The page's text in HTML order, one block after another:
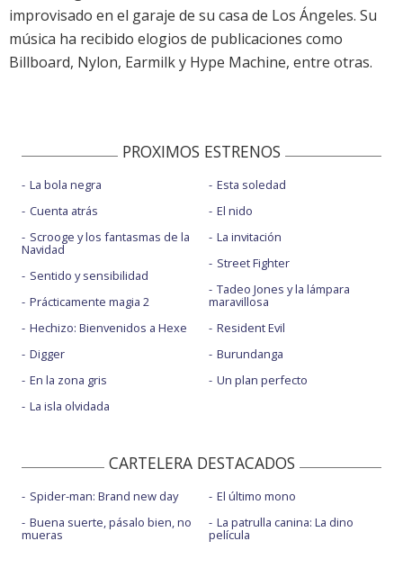
improvisado en el garaje de su casa de Los Ángeles. Su
música ha recibido elogios de publicaciones como
Billboard, Nylon, Earmilk y Hype Machine, entre otras.
PROXIMOS ESTRENOS
La bola negra
Cuenta atrás
Scrooge y los fantasmas de la
Navidad
Sentido y sensibilidad
Prácticamente magia 2
Hechizo: Bienvenidos a Hexe
Digger
En la zona gris
La isla olvidada
Esta soledad
El nido
La invitación
Street Fighter
Tadeo Jones y la lámpara
maravillosa
Resident Evil
Burundanga
Un plan perfecto
CARTELERA DESTACADOS
Spider-man: Brand new day
Buena suerte, pásalo bien, no
mueras
El último mono
La patrulla canina: La dino
película